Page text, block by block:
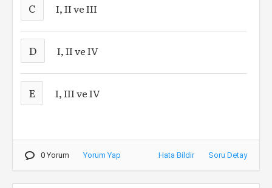
C I, II ve III
D I, II ve IV
E I, III ve IV
0 Yorum Yorum Yap Hata Bildir Soru Detay